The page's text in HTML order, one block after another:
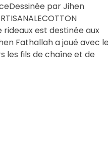
par Jihen
est destinée aux
Fathallah a joué avec le
les fils de chaîne et de